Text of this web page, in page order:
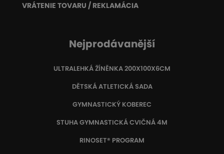
VRÁTENIE TOVARU / REKLAMÁCIA
Nejprodávanější
ULTRALEHKÁ ŽÍNĚNKA 200X100X6CM
DĚTSKÁ ATLETICKÁ SADA
GYMNASTICKÝ KOBEREC
STUHA GYMNASTICKÁ CVIČNÁ 4M
RINOSET® PROGRAM